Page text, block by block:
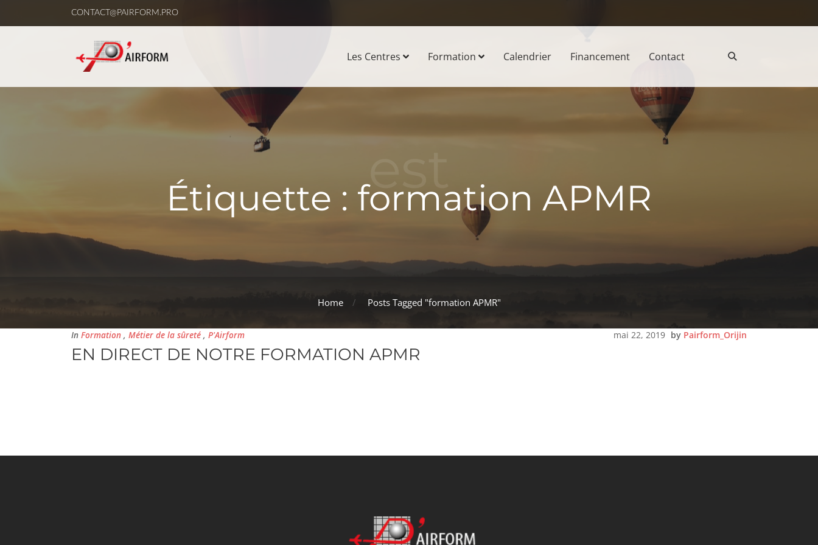
CONTACT@PAIRFORM.PRO
Les Centres Formation Calendrier Financement Contact
est
Étiquette : formation APMR
Home Posts Tagged "formation APMR"
mai 22, 2019 by Pairform_Orijin
In Formation , Métier de la sûreté , P'Airform
EN DIRECT DE NOTRE FORMATION APMR